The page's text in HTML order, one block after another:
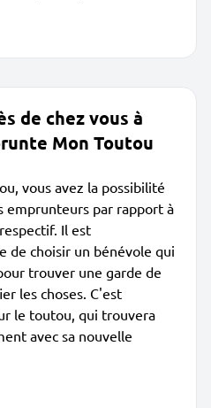
de chez vous à
Mon Toutou
vous avez la possibilité
emprunteurs par rapport à
Il est
de choisir un bénévole qui
trouver une garde de
les choses. C'est
le toutou, qui trouvera
avec sa nouvelle